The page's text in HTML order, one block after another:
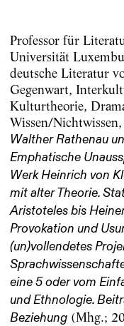
Professor für
Universität
deutsche Literatur
Gegenwart,
Kulturtheorie,
Wissen/
Walther Rathenau
Emphatische
Werk Heinrich von
mit alter Theorie.
Aristoteles bis
Provokation und
(un)vollendetes
eine 5 oder vom
und Ethnologie.
Beziehung(Mhg.;